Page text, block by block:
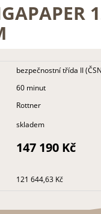
bezpečnostní třída II
60 minut
Rottner
skladem
147 190 Kč
121 644,63 Kč